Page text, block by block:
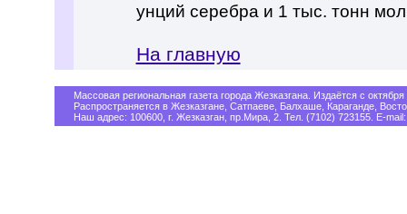
унций серебра и 1 тыс. тонн
На главную
Массовая региональная газета города Жезказгана. Издаётся с октября
Распространяется в Жезказгане, Сатпаеве, Балхаше, Караганде,
Наш адрес: 100600, г. Жезказган, пр.Мира, 2. Тел. (7102) 723155. E-